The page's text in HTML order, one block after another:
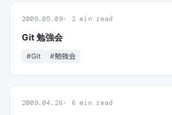
2009.05.09 2 min read
Git 勉強会
#Git #勉強会
2009.04.26 6 min read